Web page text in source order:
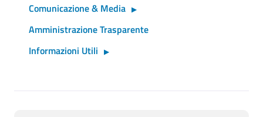
Comunicazione & Media
Amministrazione Trasparente
Informazioni Utili